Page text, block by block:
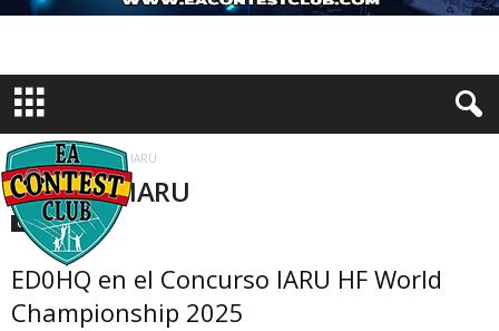
Inicio Etiquetas IARU
Etiqueta: IARU
Concursos
ED0HQ en el Concurso IARU HF World
Championship 2025